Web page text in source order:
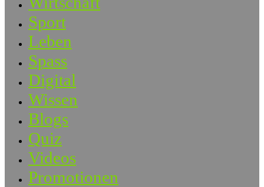
Sport
Leben
Spass
Digital
Wissen
Blogs
Quiz
Videos
Promotionen